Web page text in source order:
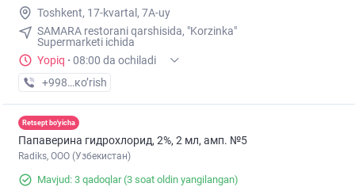
Toshkent, 17-kvartal, 7A-uy
SAMARA restorani qarshisida, "Korzinka"
Supermarketi ichida
Yopiq · 08:00 da ochiladi
+998 (90) XXX-XX-XX
кo’rish
Retsept bo'yicha
Папаверина гидрохлорид, 2%, 2 мл, амп. №5
Radiks, ООО (Узбекистан)
Mavjud: 3 qadoqlar(3 soat oldin yangilangan)